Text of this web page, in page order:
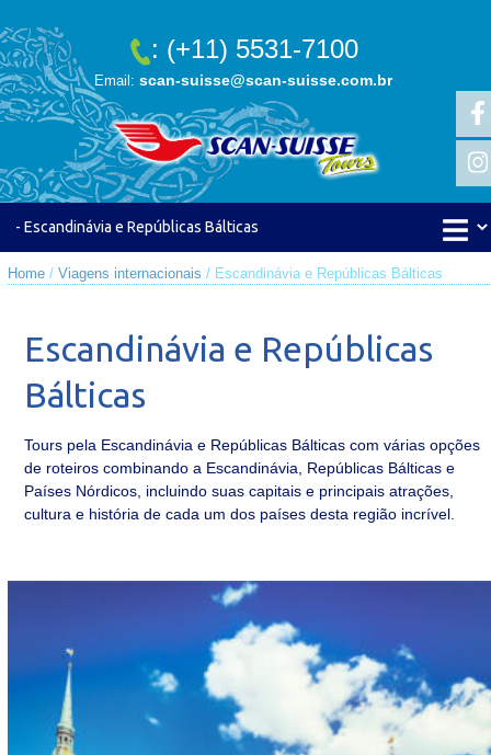
: (+11) 5531-7100
Email: scan-suisse@scan-suisse.com.br
Home/ Viagens internacionais / Escandinávia e Repúblicas Bálticas
Escandinávia e Repúblicas
Bálticas
Tours pela Escandinávia e Repúblicas Bálticas com várias opções
de roteiros combinando a Escandinávia, Repúblicas Bálticas e
Países Nórdicos, incluindo suas capitais e principais atrações,
cultura e história de cada um dos países desta região incrível.